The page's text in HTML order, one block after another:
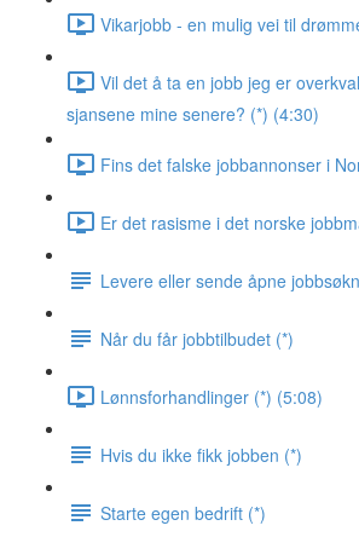
Vikarjobb - en mulig vei til
Vil det å ta en jobb jeg er
sjansene mine senere? (*) (4:30)
Fins det falske jobbannonser i
Er det rasisme i det norske
Levere eller sende åpne
Når du får jobbtilbudet (*)
Lønnsforhandlinger (*) (5:08)
Hvis du ikke fikk jobben (*)
Starte egen bedrift (*)